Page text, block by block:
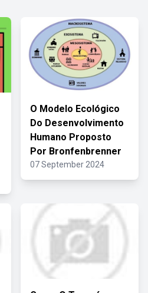
O Modelo Ecológico
Do Desenvolvimento
Humano Proposto
Por Bronfenbrenner
07 September 2024